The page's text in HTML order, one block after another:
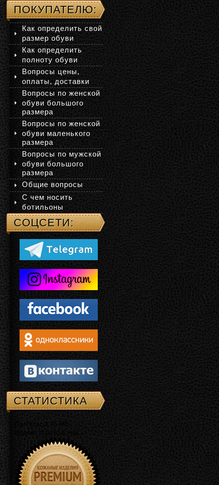
ПОКУПАТЕЛЮ:
Как определить свой
размер обуви
Как определить
полноту обуви
Вопросы цены,
оплаты, доставки
Вопросы по женской
обуви большого
размера
Вопросы по женской
обуви маленького
размера
Вопросы по мужской
обуви большого
размера
Общие вопросы
С чем носить
ботильоны
СОЦСЕТИ:
СТАТИСТИКА
Память: 3.75 Mb
Время: 0.02918 сек.